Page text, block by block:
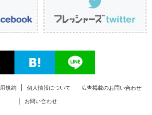
規約 個人情報について 広告掲載のお問い合わせ
お問い合わせ